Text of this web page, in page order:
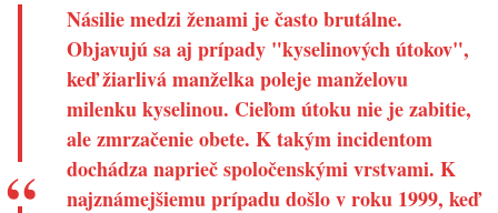
Násilie medzi ženami je často brutálne.
Objavujú sa aj prípady "kyselinových útokov",
keď žiarlivá manželka poleje manželovu
milenku kyselinou. Cieľom útoku nie je zabitie,
ale zmrzačenie obete. K takým incidentom
dochádza naprieč spoločenskými vrstvami. K
najznámejšiemu prípadu došlo v roku 1999, keď